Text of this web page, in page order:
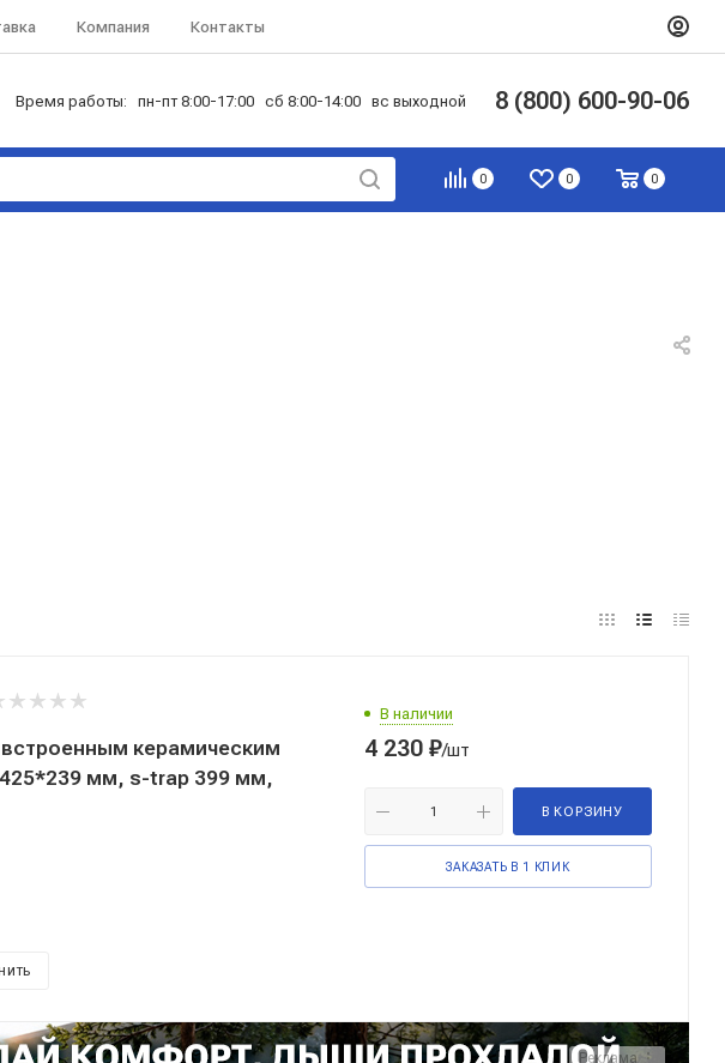
Компания Контакты
Время работы: пн-пт 8:00-17:00 сб 8:00-14:00 вс выходной 8 (800) 600-90-06
0 0 0
керамическим
мм, s-trap 399 мм,
В наличии
4 230 ₽/шт
В КОРЗИНУ
ЗАКАЗАТЬ В 1 КЛИК